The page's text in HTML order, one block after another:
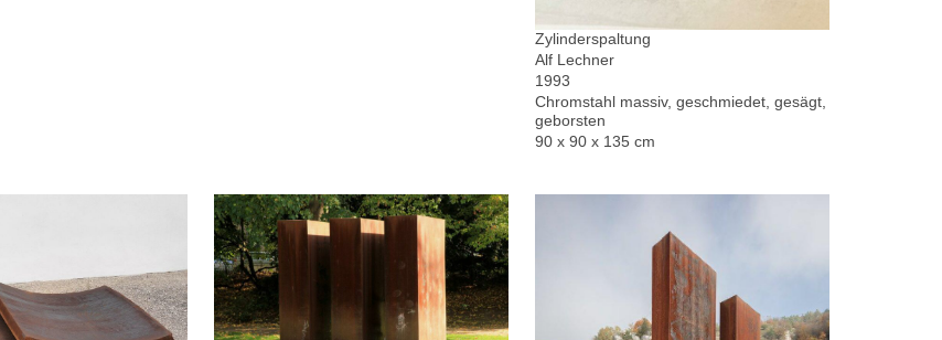
Zylinderspaltung
Alf Lechner
1993
Chromstahl massiv, geschmiedet, gesägt,
geborsten
90 x 90 x 135 cm